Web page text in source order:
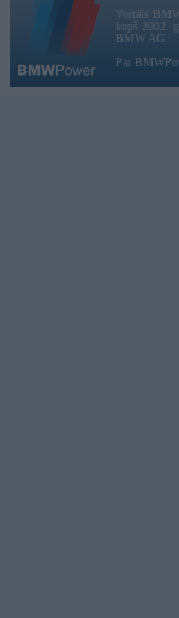
Vortāls
kopš 2002.
BMW AG.
Par